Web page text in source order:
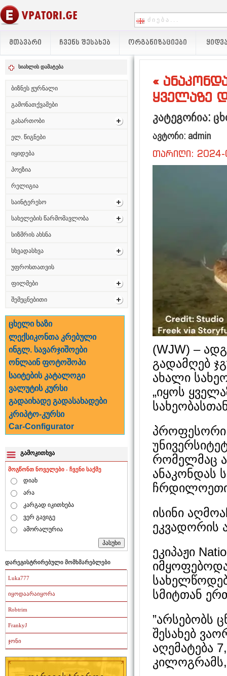
ᲛᲗᲐᲕᲐᲠᲘ ᲩᲕᲔᲜᲡ ᲨᲔᲡᲐᲮᲔᲑ ᲝᲠᲒᲐᲜᲘᲖᲐᲪᲘᲔᲑᲘ
სიახლის დამატება
ბიზნეს ჟურნალი
გამონათქვამები
გასართობი
ელ. წიგნები
იყიდება
პოეზია
რელიგია
საინტერესო
სახელების წარმომავლობა
სიზმრის ახსნა
სხვადასხვა
უფროსთათვის
ფილმები
შემეცნებითი
ცხელი ხაზი
ლექსიკონთა კრებული
ინგლ. სავარჯიშოები
ონლაინ ფოტოშოპი
საიტების კატალოგი
ვალუტის კურსი
გადაიხადე გადასახადები
კრიპტო-კურსი
Car-Configurator
გამოკითხვა
მოგწონთ ნოველები - ჩვენი საქმე
დიახ
არა
კარგად იკითხება
ვერ გავიგე
ამორალურია
დარეგისტრირებული მომხმარებლები
Luka777
იყოდაარაიყორა
Robtrim
FrankyJ
ჯონი
«
ყველაზე
კატეგორია:
ავტორი: admin
თარიღი:
(WJW) –
გადამღებ
ახალი
„იყოს
პროფესორი
რომელმაც
ანაკონდას
ისინი
ეკვადორის
ეკიპაჟი
სმიტთან
”არსებობს
შესახებ
აღემატება